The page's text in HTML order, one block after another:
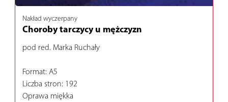
Nakład wyczerpany
Choroby tarczycy u mężczyzn
pod red. Marka Ruchały
Format: A5
Liczba stron: 192
Oprawa miękka